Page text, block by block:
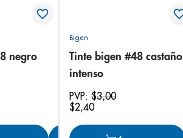
negro
Bigen
Tinte bigen #48 castaño
intenso
PVP:$3,00
$2,40